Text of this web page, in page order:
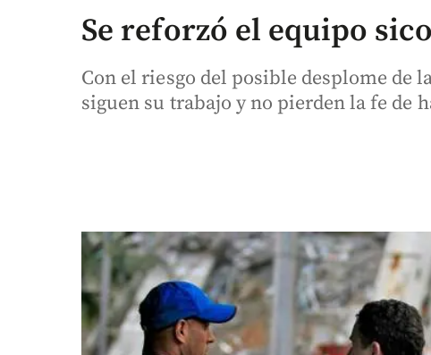
Se reforzó el equipo
Con el riesgo del posible desplome de
siguen su trabajo y no pierden la fe de